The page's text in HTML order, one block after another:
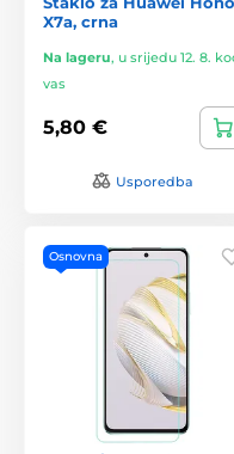
X7a, crna
Na lageru, u srijedu 12. 8.
vas
5,80 €
Usporedba
Osnovna